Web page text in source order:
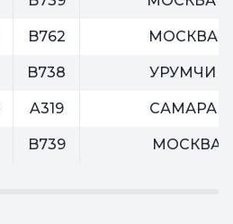
B762 МОСКВА
B738 УРУМЧИ
A319 САМАРА
B739 МОСКВА